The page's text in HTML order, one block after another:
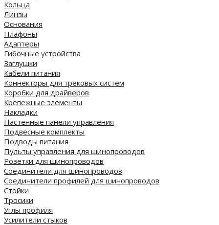
Кольца
Линзы
Основания
Плафоны
Адаптеры
Гибочные устройства
Заглушки
Кабели питания
Коннекторы для трековых систем
Коробки для драйверов
Крепежные элементы
Накладки
Настенные панели управления
Подвесные комплекты
Подводы питания
Пульты управления для шинопроводов
Розетки для шинопроводов
Соединители для шинопроводов
Соединители профилей для шинопроводов
Стойки
Тросики
Углы профиля
Усилители стыков